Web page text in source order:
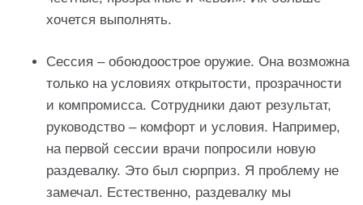
хочется выполнять.
Сессия – обоюдоострое оружие. Она возможна
только на условиях открытости, прозрачности
и компромисса. Сотрудники дают результат,
руководство – комфорт и условия. Например,
на первой сессии врачи попросили новую
раздевалку. Это был сюрприз. Я проблему не
замечал. Естественно, раздевалку мы